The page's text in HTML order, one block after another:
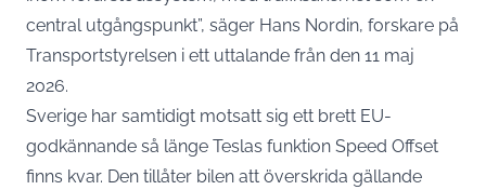
central utgångspunkt”, säger Hans Nordin, forskare på
Transportstyrelsen i ett uttalande från den 11 maj
2026.
Sverige har samtidigt motsatt sig ett brett EU-
godkännande så länge Teslas funktion Speed Offset
finns kvar. Den tillåter bilen att överskrida gällande